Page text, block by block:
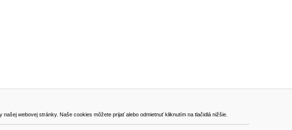
webovej stránky. Naše cookies môžete prijať alebo odmietnuť kliknutím na tlačidlá nižšie.